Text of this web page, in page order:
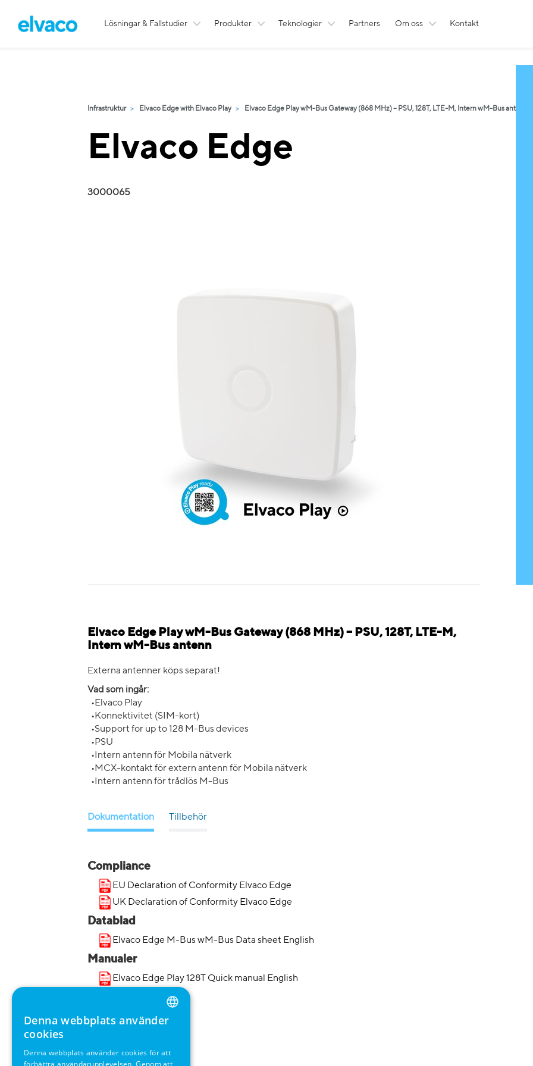
Lösningar & Fallstudier Produkter Teknologier Partners Om oss Kontakt
Infrastruktur Elvaco Edge with Elvaco Play Elvaco Edge Play wM-Bus Gateway (868 MHz) – PSU, 128T, LTE-M, Intern wM-Bus antenn
Elvaco Edge
3000065
Elvaco Edge Play wM-Bus Gateway (868 MHz) – PSU, 128T, LTE-M,
Intern wM-Bus antenn
Externa antenner köps separat!
Vad som ingår:
•Elvaco Play
•Konnektivitet (SIM-kort)
•Support for up to 128 M-Bus devices
•PSU
•Intern antenn för Mobila nätverk
•MCX-kontakt för extern antenn för Mobila nätverk
•Intern antenn för trådlös M-Bus
Dokumentation Tillbehör
Compliance
EU Declaration of Conformity Elvaco Edge
UK Declaration of Conformity Elvaco Edge
Datablad
Elvaco Edge M-Bus wM-Bus Data sheet English
Manualer
Elvaco Edge Play 128T Quick manual English
ENGLISH
SWEDISH
Denna webbplats använder
cookies
Denna webbplats använder cookies för att
förbättra användarupplevelsen. Genom att